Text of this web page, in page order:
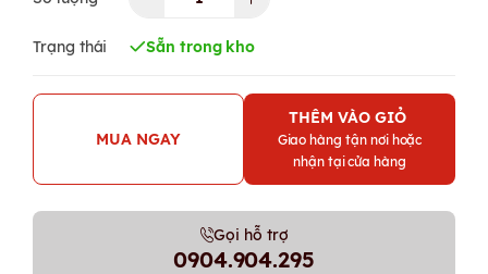
Trạng thái Sẵn trong kho
MUA NGAY
THÊM VÀO GIỎ
Giao hàng tận nơi hoặc
nhận tại cửa hàng
Gọi hỗ trợ
0904.904.295